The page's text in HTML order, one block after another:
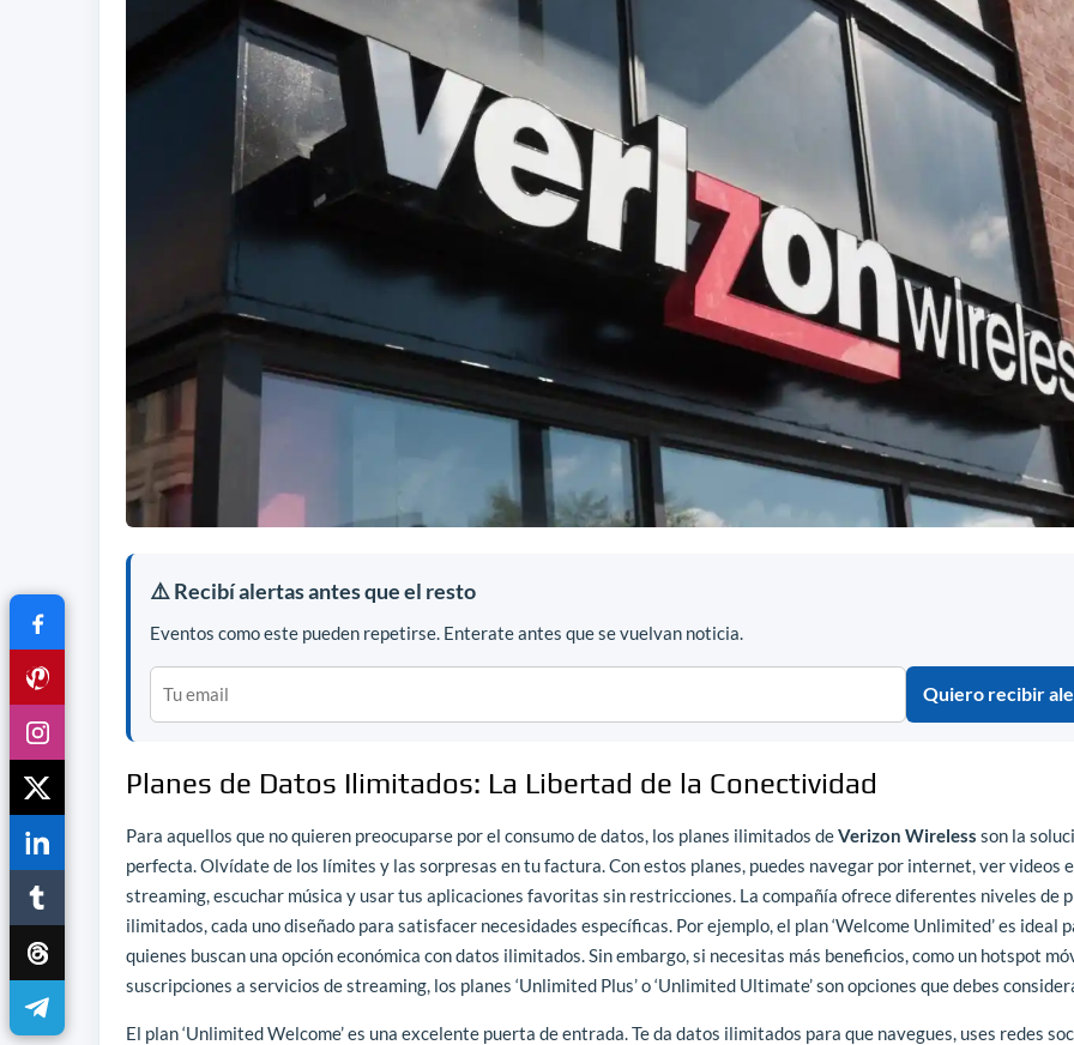
⚠️ Recibí alertas antes que el resto
Eventos como este pueden repetirse. Enterate antes que se vuelvan noticia.
Quiero recibir
Planes de Datos Ilimitados: La Libertad de la Conectividad
Para aquellos que no quieren preocuparse por el consumo de datos, los planes ilimitados deVerizon Wireless son la
perfecta. Olvídate de los límites y las sorpresas en tu factura. Con estos planes, puedes navegar por internet, ver videos
streaming, escuchar música y usar tus aplicaciones favoritas sin restricciones. La compañía ofrece diferentes niveles de
ilimitados, cada uno diseñado para satisfacer necesidades específicas. Por ejemplo, el plan ‘Welcome Unlimited’ es ideal
quienes buscan una opción económica con datos ilimitados. Sin embargo, si necesitas más beneficios, como un hotspot
suscripciones a servicios de streaming, los planes ‘Unlimited Plus’ o ‘Unlimited Ultimate’ son opciones que debes
El plan ‘Unlimited Welcome’ es una excelente puerta de entrada. Te da datos ilimitados para que navegues, uses redes